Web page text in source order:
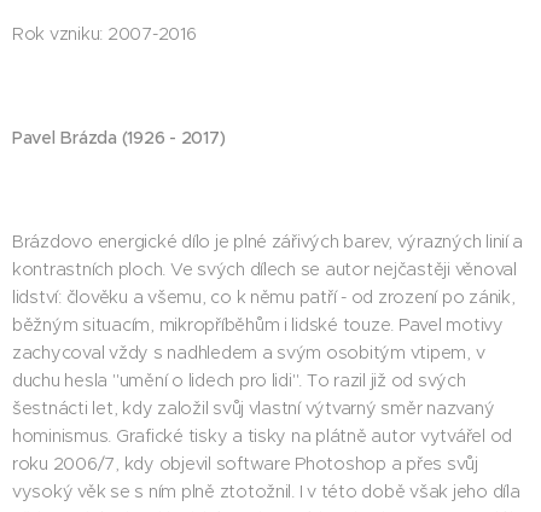
Rok vzniku: 2007-2016
Pavel Brázda (1926 - 2017)
Brázdovo energické dílo je plné zářivých barev, výrazných linií a
kontrastních ploch. Ve svých dílech se autor nejčastěji věnoval
lidství: člověku a všemu, co k němu patří - od zrození po zánik,
běžným situacím, mikropříběhům i lidské touze. Pavel motivy
zachycoval vždy s nadhledem a svým osobitým vtipem, v
duchu hesla "umění o lidech pro lidi". To razil již od svých
šestnácti let, kdy založil svůj vlastní výtvarný směr nazvaný
hominismus. Grafické tisky a tisky na plátně autor vytvářel od
roku 2006/7, kdy objevil software Photoshop a přes svůj
vysoký věk se s ním plně ztotožnil. I v této době však jeho díla